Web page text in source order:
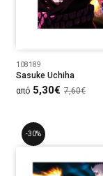
108189
Sasuke Uchiha
από 5,30€ 7,60€
-30%